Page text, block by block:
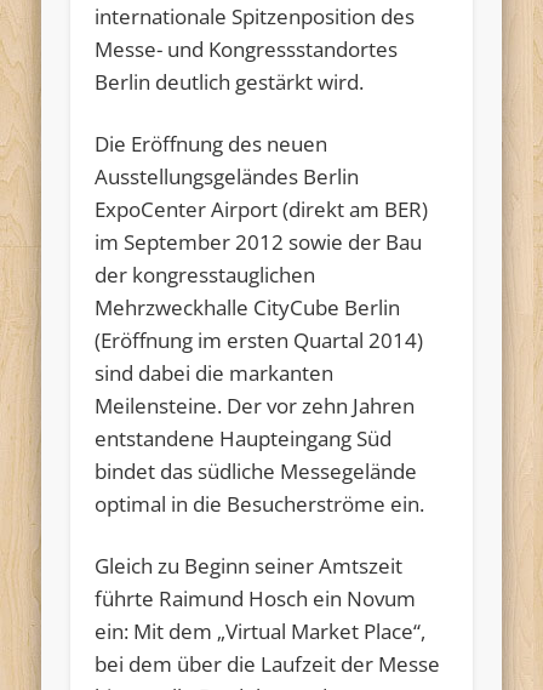
internationale Spitzenposition des
Messe- und Kongressstandortes
Berlin deutlich gestärkt wird.
Die Eröffnung des neuen
Ausstellungsgeländes Berlin
ExpoCenter Airport (direkt am BER)
im September 2012 sowie der Bau
der kongresstauglichen
Mehrzweckhalle CityCube Berlin
(Eröffnung im ersten Quartal 2014)
sind dabei die markanten
Meilensteine. Der vor zehn Jahren
entstandene Haupteingang Süd
bindet das südliche Messegelände
optimal in die Besucherströme ein.
Gleich zu Beginn seiner Amtszeit
führte Raimund Hosch ein Novum
ein: Mit dem „Virtual Market Place“,
bei dem über die Laufzeit der Messe